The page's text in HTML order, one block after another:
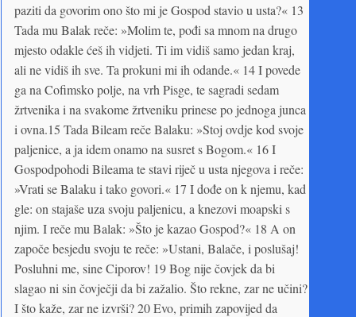
paziti da govorim ono što mi je Gospod stavio u usta?« 13
Tada mu Balak reče: »Molim te, pođi sa mnom na drugo
mjesto odakle ćeš ih vidjeti. Ti im vidiš samo jedan kraj,
ali ne vidiš ih sve. Ta prokuni mi ih odande.« 14 I povede
ga na Cofimsko polje, na vrh Pisge, te sagradi sedam
žrtvenika i na svakome žrtveniku prinese po jednoga junca
i ovna.15 Tada Bileam reče Balaku: »Stoj ovdje kod svoje
paljenice, a ja idem onamo na susret s Bogom.« 16 I
Gospodpohodi Bileama te stavi riječ u usta njegova i reče:
»Vrati se Balaku i tako govori.« 17 I dođe on k njemu, kad
gle: on stajaše uza svoju paljenicu, a knezovi moapski s
njim. I reče mu Balak: »Što je kazao Gospod?« 18 A on
započe besjedu svoju te reče: »Ustani, Balače, i poslušaj!
Posluhni me, sine Ciporov! 19 Bog nije čovjek da bi
slagao ni sin čovječji da bi zažalio. Što rekne, zar ne učini?
I što kaže, zar ne izvrši? 20 Evo, primih zapovijed da